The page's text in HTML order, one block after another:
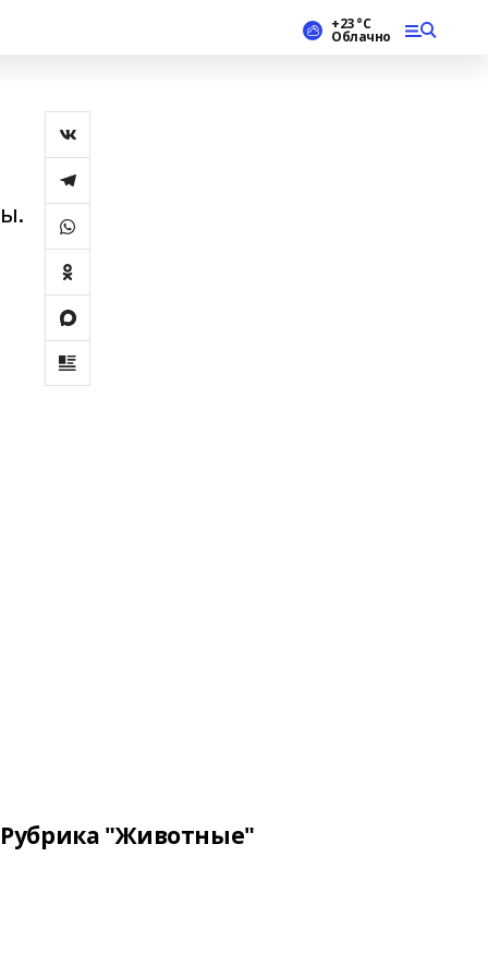
+23 °С
Облачно
Рубрика "Животные"